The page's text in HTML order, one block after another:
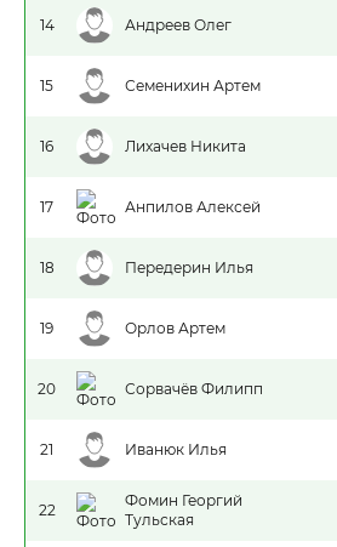
14 Андреев Олег
15 Семенихин Артем
16 Лихачев Никита
17 Анпилов Алексей
18 Передерин Илья
19 Орлов Артем
20 Сорвачёв Филипп
21 Иванюк Илья
22
Фомин Георгий
Тульская